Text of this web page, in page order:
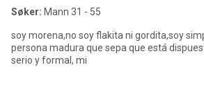
Søker: Mann 31 - 55
soy morena,no soy flakita ni gordita,soy
persona madura que sepa que está
serio y formal, mi